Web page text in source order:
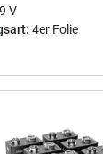
9 V
4er Folie